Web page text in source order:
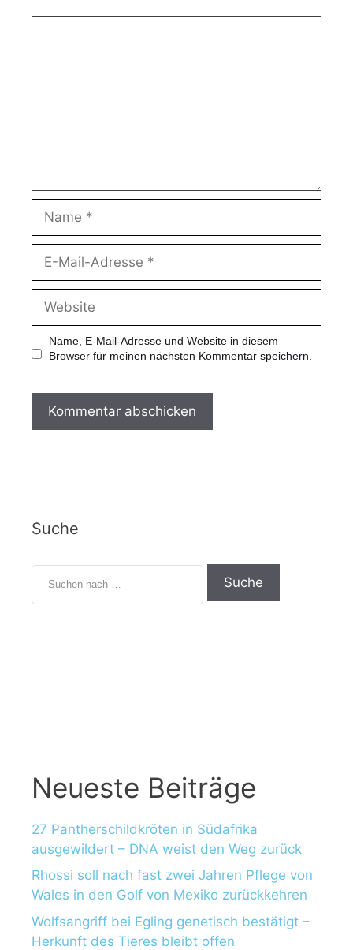
Name, E-Mail-Adresse und Website in diesem
Browser für meinen nächsten Kommentar speichern.
Suche
Neueste Beiträge
27 Pantherschildkröten in Südafrika
ausgewildert – DNA weist den Weg zurück
Rhossi soll nach fast zwei Jahren Pflege von
Wales in den Golf von Mexiko zurückkehren
Wolfsangriff bei Egling genetisch bestätigt –
Herkunft des Tieres bleibt offen